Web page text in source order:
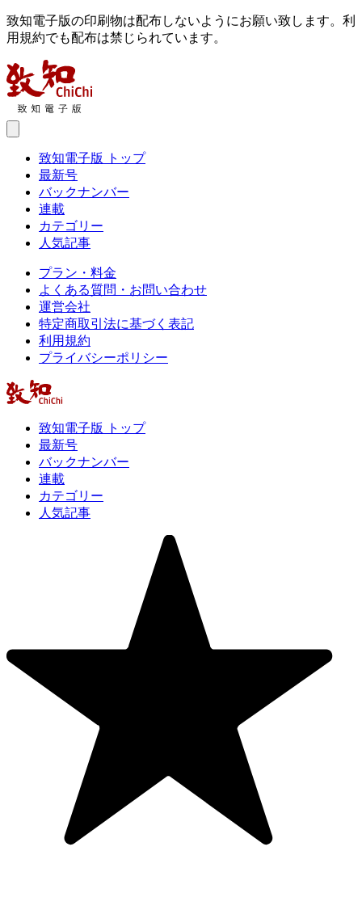
致知電子版の印刷物は配布しないようにお願い致します。利
用規約でも配布は禁じられています。
致知電子版 トップ
最新号
バックナンバー
連載
カテゴリー
人気記事
プラン・料金
よくある質問・お問い合わせ
運営会社
特定商取引法に基づく表記
利用規約
プライバシーポリシー
致知電子版 トップ
最新号
バックナンバー
連載
カテゴリー
人気記事